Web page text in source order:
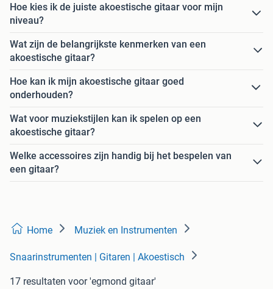
Hoe kies ik de juiste akoestische gitaar voor mijn
niveau?
Wat zijn de belangrijkste kenmerken van een
akoestische gitaar?
Hoe kan ik mijn akoestische gitaar goed
onderhouden?
Wat voor muziekstijlen kan ik spelen op een
akoestische gitaar?
Welke accessoires zijn handig bij het bespelen van
een gitaar?
Home Muziek en Instrumenten
Snaarinstrumenten | Gitaren | Akoestisch
17 resultaten voor 'egmond gitaar'